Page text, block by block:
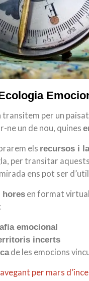
per un
ne un de nou, quines
els recursos i
per transitar
ens pot ser
hores en format virtual
emocional
incerts
de les emocions
per mars